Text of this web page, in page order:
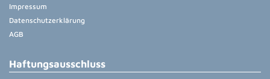
Impressum
Datenschutzerklärung
AGB
Haftungsausschluss